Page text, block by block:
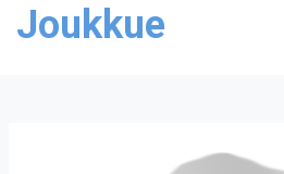
Joukkue